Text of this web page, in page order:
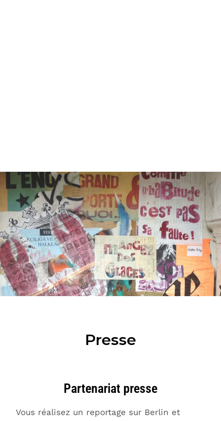
Presse
Partenariat presse
Vous réalisez un reportage sur Berlin et